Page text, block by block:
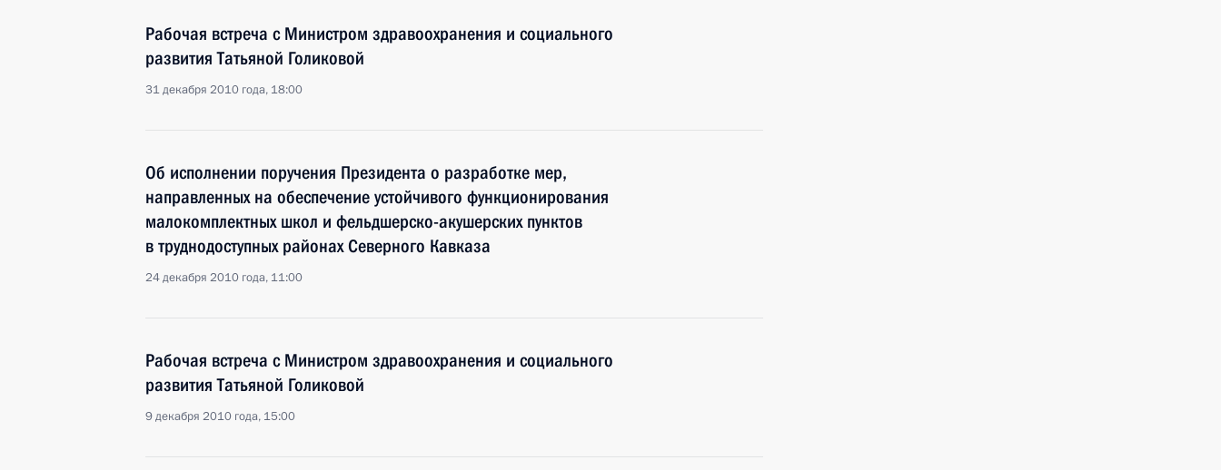
Рабочая встреча с Министром здравоохранения и социального
развития Татьяной Голиковой
31 декабря 2010 года, 18:00
Об исполнении поручения Президента о разработке мер,
направленных на обеспечение устойчивого функционирования
малокомплектных школ и фельдшерско-акушерских пунктов
в труднодоступных районах Северного Кавказа
24 декабря 2010 года, 11:00
Рабочая встреча с Министром здравоохранения и социального
развития Татьяной Голиковой
9 декабря 2010 года, 15:00